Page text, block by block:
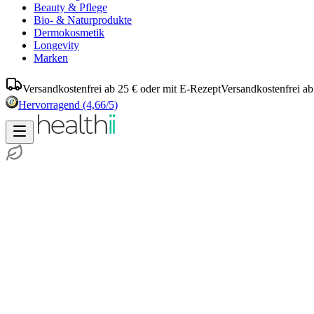
Beauty & Pflege
Bio- & Naturprodukte
Dermokosmetik
Longevity
Marken
Versandkostenfrei ab 25 € oder mit E-RezeptVersandkostenfrei
Hervorragend (4,66/5)